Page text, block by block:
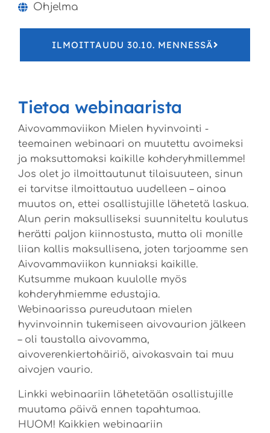
Ohjelma
ILMOITTAUDU 30.10. MENNESSÄ
Tietoa webinaarista
Aivovammaviikon Mielen hyvinvointi -
teemainen webinaari on muutettu avoimeksi
ja maksuttomaksi kaikille kohderyhmillemme!
Jos olet jo ilmoittautunut tilaisuuteen, sinun
ei tarvitse ilmoittautua uudelleen – ainoa
muutos on, ettei osallistujille lähetetä laskua.
Alun perin maksulliseksi suunniteltu koulutus
herätti paljon kiinnostusta, mutta oli monille
liian kallis maksullisena, joten tarjoamme sen
Aivovammaviikon kunniaksi kaikille.
Kutsumme mukaan kuulolle myös
kohderyhmiemme edustajia.
Webinaarissa pureudutaan mielen
hyvinvoinnin tukemiseen aivovaurion jälkeen
– oli taustalla aivovamma,
aivoverenkiertohäiriö, aivokasvain tai muu
aivojen vaurio.
Linkki webinaariin lähetetään osallistujille
muutama päivä ennen tapahtumaa.
HUOM! Kaikkien webinaariin